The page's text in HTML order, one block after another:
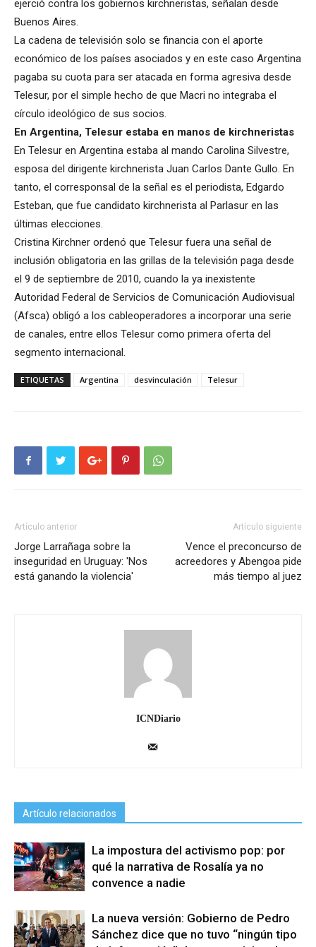
ejerció contra los gobiernos kirchneristas, señalan desde
Buenos Aires.
La cadena de televisión solo se financia con el aporte
económico de los países asociados y en este caso Argentina
pagaba su cuota para ser atacada en forma agresiva desde
Telesur, por el simple hecho de que Macri no integraba el
círculo ideológico de sus socios.
En Argentina, Telesur estaba en manos de kirchneristas
En Telesur en Argentina estaba al mando Carolina Silvestre,
esposa del dirigente kirchnerista Juan Carlos Dante Gullo. En
tanto, el corresponsal de la señal es el periodista, Edgardo
Esteban, que fue candidato kirchnerista al Parlasur en las
últimas elecciones.
Cristina Kirchner ordenó que Telesur fuera una señal de
inclusión obligatoria en las grillas de la televisión paga desde
el 9 de septiembre de 2010, cuando la ya inexistente
Autoridad Federal de Servicios de Comunicación Audiovisual
(Afsca) obligó a los cableoperadores a incorporar una serie
de canales, entre ellos Telesur como primera oferta del
segmento internacional.
ETIQUETAS Argentina desvinculación Telesur
Artículo anterior
Jorge Larrañaga sobre la
inseguridad en Uruguay: 'Nos
está ganando la violencia'
Artículo siguiente
Vence el preconcurso de
acreedores y Abengoa pide
más tiempo al juez
ICNDiario
Artículo relacionados
La impostura del activismo pop: por
qué la narrativa de Rosalía ya no
convence a nadie
La nueva versión: Gobierno de Pedro
Sánchez dice que no tuvo “ningún tipo